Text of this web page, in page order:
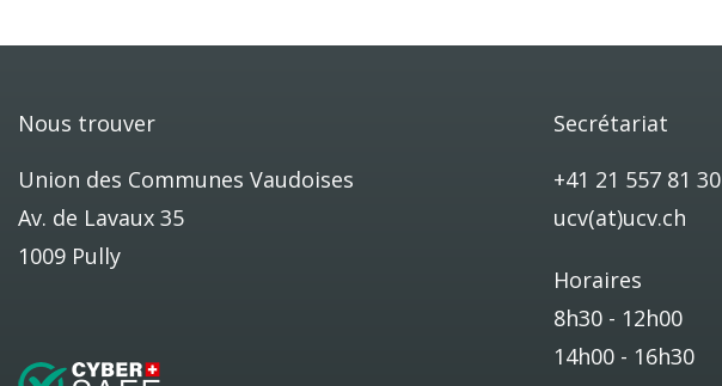
Nous trouver
Union des Communes Vaudoises
Av. de Lavaux 35
1009 Pully
Secrétariat
+41 21 557 81 30
ucv(at)ucv.ch
Horaires
8h30 - 12h00
14h00 - 16h30